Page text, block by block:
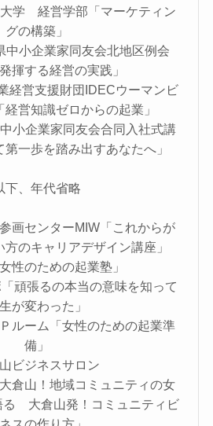
学 経営学部「マーケティン
グの構築」
小企業家同友会北地区例会
揮する経営の実践」
営支援財団IDECウーマンビ
営知識ゼロからの起業」
小企業家同友会合同入社式講
一歩を踏み出すあなたへ」
下、年代省略
画センターMIW「これからが
方のキャリアデザイン講座」
性のための起業塾」
頑張るの本当の意味を知って
が変わった」
ルーム「女性のための起業準
備」
ビジネスサロン
倉山！地域コミュニティの女
る 大倉山発！コミュニティビ